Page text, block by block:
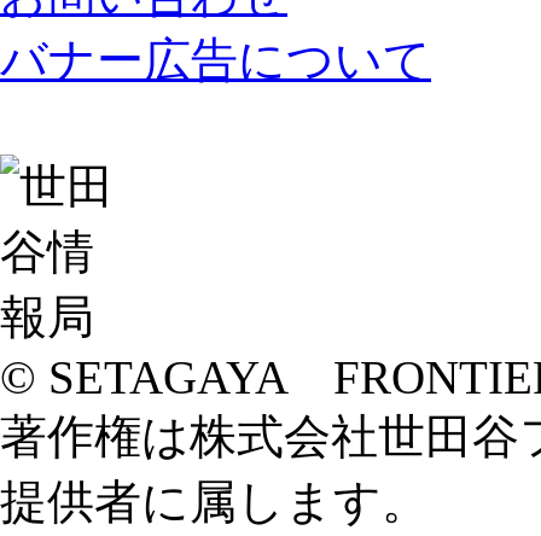
バナー広告について
© SETAGAYA
著作権は株式会社世田
提供者に属します。